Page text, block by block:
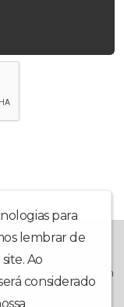
para
lembrar de
Ao
considerado
que se junta
na busca de
Social, sem nenhum
os jovens e
Pirapora-